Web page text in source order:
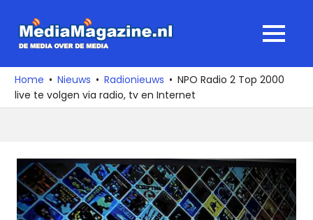
naar
media
over
de
MENU
Home Nieuws Radionieuws
NPO Radio 2 Top 2000
live te volgen via radio, tv en Internet